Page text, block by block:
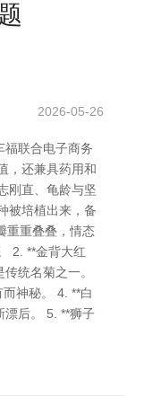
2026-05-26
福联合电子商务
，还兼具药用和
刚直、龟龄与坚
被培植出来，备
重重叠叠，情态
2. **金背大红
统名菊之一。
神秘。 4. **白
漂后。 5. **狮子